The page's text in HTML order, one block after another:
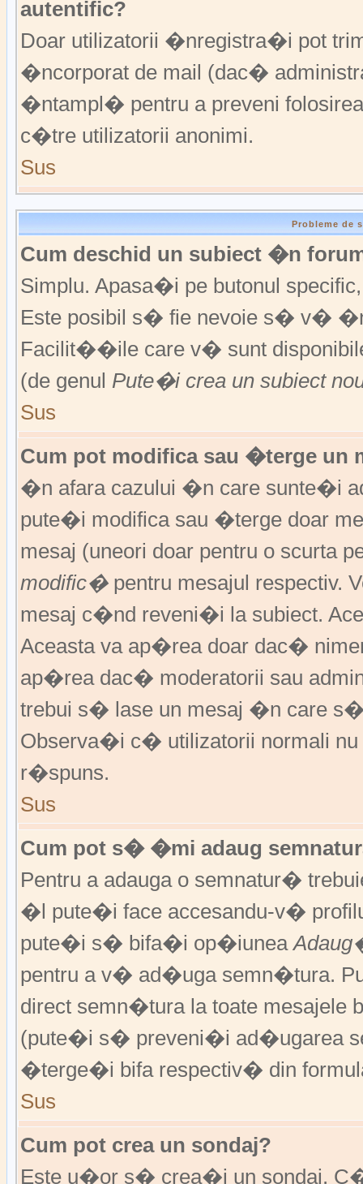
autentific?
Doar utilizatorii �nregistra�i pot
�ncorporat de mail (dac�
�ntampl� pentru a preveni
c�tre utilizatorii anonimi.
Sus
Probleme de
Cum deschid un subiect �n
Simplu. Apasa�i pe butonul
Este posibil s� fie nevoie s� v�
Facilit��ile care v� sunt
(de genul Pute�i crea un subiect
Sus
Cum pot modifica sau �terge un
�n afara cazului �n care sunte�i
pute�i modifica sau �terge doar
mesaj (uneori doar pentru o
modific�pentru mesajul respectiv.
mesaj c�nd reveni�i la subiect.
Aceasta va ap�rea doar dac�
ap�rea dac� moderatorii sau
trebui s� lase un mesaj �n care
Observa�i c� utilizatorii normali
r�spuns.
Sus
Cum pot s� �mi adaug
Pentru a adauga o semnatur�
�l pute�i face accesandu-v�
pute�i s� bifa�i op�iunea
pentru a v� ad�uga semn�tura.
direct semn�tura la toate mesajele
(pute�i s� preveni�i ad�ugarea
�terge�i bifa respectiv� din
Sus
Cum pot crea un sondaj?
Este u�or s� crea�i un sondaj.